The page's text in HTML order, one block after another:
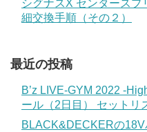
シグナスX センタース
細交換手順（その２）
最近の投稿
B’z LIVE-GYM 2022 -
ール（2日目） セットリ
BLACK&DECKERの